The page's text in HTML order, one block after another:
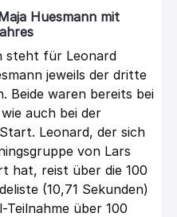
Huesmann mit
steht für Leonard
jeweils der dritte
Beide waren bereits bei
auch bei der
Leonard, der sich
von Lars
hat, reist über die 100
(10,71 Sekunden)
Teilnahme über 100